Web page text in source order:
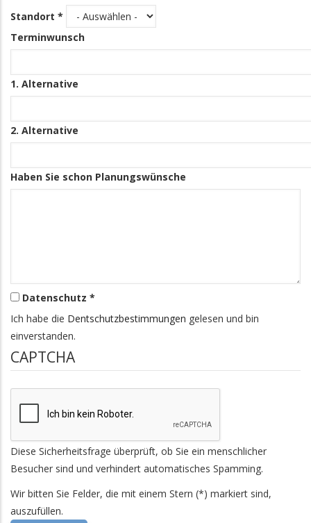
Standort *
Terminwunsch
1. Alternative
2. Alternative
Haben Sie schon Planungswünsche
Datenschutz *
Ich habe die Dentschutzbestimmungen gelesen und bin
einverstanden.
CAPTCHA
Diese Sicherheitsfrage überprüft, ob Sie ein menschlicher
Besucher sind und verhindert automatisches Spamming.
Wir bitten Sie Felder, die mit einem Stern (*) markiert sind,
auszufüllen.